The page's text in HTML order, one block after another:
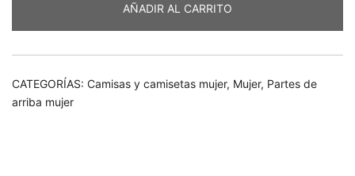
AÑADIR AL CARRITO
CATEGORÍAS: Camisas y camisetas mujer, Mujer, Partes de
arriba mujer